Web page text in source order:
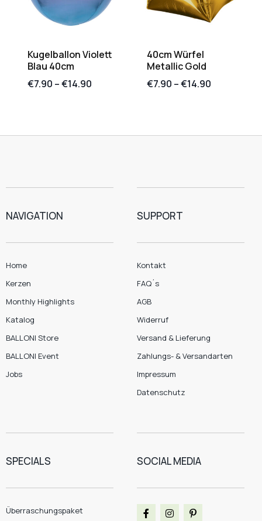
Kugelballon Violett
Blau 40cm
€7.90 –€14.90
40cm Würfel
Metallic Gold
€7.90 –€14.90
NAVIGATION
Home
Kerzen
Monthly Highlights
Katalog
BALLONI Store
BALLONI Event
Jobs
SUPPORT
Kontakt
FAQ´s
AGB
Widerruf
Versand & Lieferung
Zahlungs- & Versandarten
Impressum
Datenschutz
SPECIALS
Überraschungspaket
SOCIAL MEDIA